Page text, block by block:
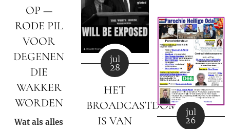
OP —
RODE PIL
VOOR
DEGENEN
DIE
WAKKER
WORDEN
Wat als alles
langer meer
zwijgen!
jul
28
HET
BROADCASTDOMEIN
IS VAN
kunnen
blijven
verspreiden in
Nederland,
België en in de
rest van de
wereld.
jul
26